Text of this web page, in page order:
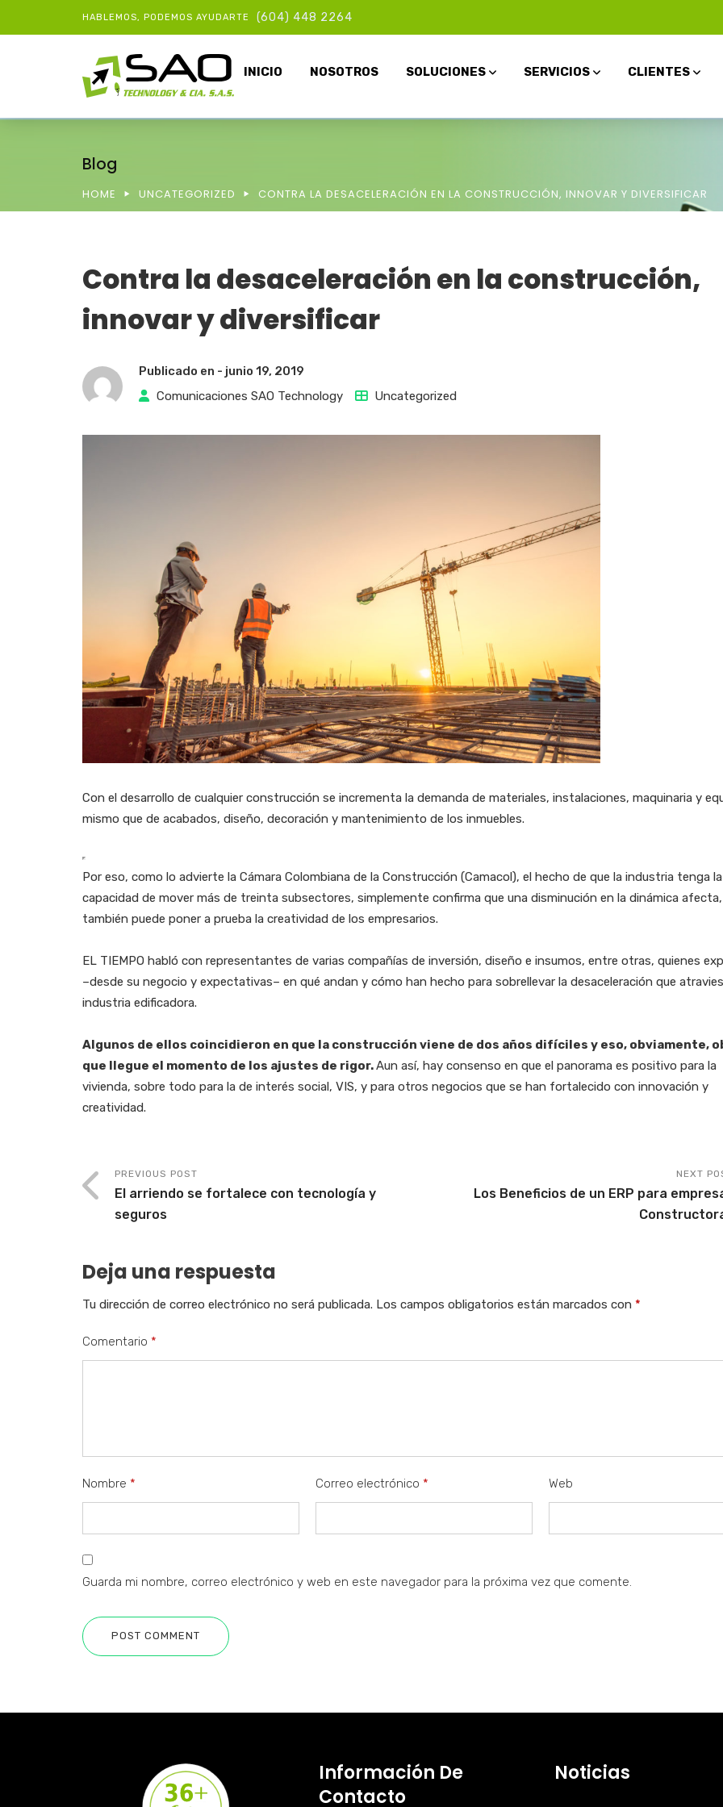
HABLEMOS, PODEMOS AYUDARTE (604) 448 2264
INICIO NOSOTROS SOLUCIONES SERVICIOS CLIENTES
Blog
HOME UNCATEGORIZED CONTRA LA DESACELERACIÓN EN LA CONSTRUCCIÓN, INNOVAR Y DIVERSIFICAR
Contra la desaceleración en la construcción,
innovar y diversificar
Publicado en - junio 19, 2019
Comunicaciones SAO Technology
Uncategorized
Con el desarrollo de cualquier construcción se incrementa la demanda de materiales, instalaciones, maquinaria y
mismo que de acabados, diseño, decoración y mantenimiento de los inmuebles.
Por eso, como lo advierte la Cámara Colombiana de la Construcción (Camacol), el hecho de que la industria tenga la
capacidad de mover más de treinta subsectores, simplemente confirma que una disminución en la dinámica
también puede poner a prueba la creatividad de los empresarios.
EL TIEMPO habló con representantes de varias compañías de inversión, diseño e insumos, entre otras, quienes
–desde su negocio y expectativas– en qué andan y cómo han hecho para sobrellevar la desaceleración que
industria edificadora.
Algunos de ellos coincidieron en que la construcción viene de dos años difíciles y eso, obviamente,
que llegue el momento de los ajustes de rigor.Aun así, hay consenso en que el panorama es positivo para la
vivienda, sobre todo para la de interés social, VIS, y para otros negocios que se han fortalecido con innovación y
creatividad.
PREVIOUS POST
El arriendo se fortalece con tecnología y
seguros
NEXT
Los Beneficios de un ERP para
Deja una respuesta
Tu dirección de correo electrónico no será publicada. Los campos obligatorios están marcados con *
Comentario *
Nombre * Correo electrónico * Web
Guarda mi nombre, correo electrónico y web en este navegador para la próxima vez que comente.
POST COMMENT
Información De
Contacto
Noticias